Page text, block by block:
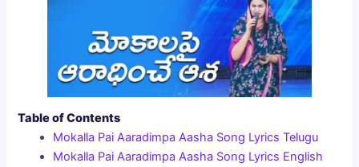
Table of Contents
Mokalla Pai Aaradimpa Aasha Song Lyrics Telugu
Mokalla Pai Aaradimpa Aasha Song Lyrics English